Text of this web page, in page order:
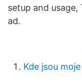
setup and
ad.
Kde jsou